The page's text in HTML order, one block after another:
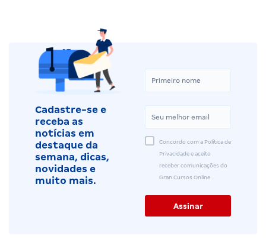
Cadastre-se e
receba as
notícias em
destaque da
semana, dicas,
novidades e
muito mais.
Concordo com a Política de
Privacidade e aceito
receber comunicações do
Gran Cursos Online.